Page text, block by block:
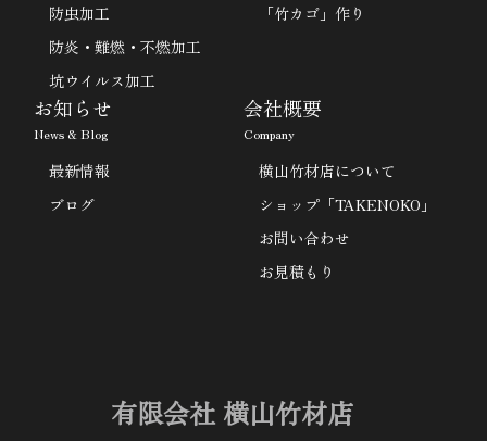
有限会社 横山竹材店
防虫加工
防炎・難燃・不燃加工
坑ウイルス加工
「竹カゴ」作り
お知らせ
News & Blog
最新情報
ブログ
会社概要
Company
横山竹材店について
ショップ「TAKENOKO」
お問い合わせ
お見積もり